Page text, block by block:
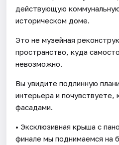
действующую
историческом доме.
Это не музейная
пространство, куда
невозможно.
Вы увидите подлинную
интерьера и почувствуете,
фасадами.
• Эксклюзивная крыша с
финале мы поднимаемся на